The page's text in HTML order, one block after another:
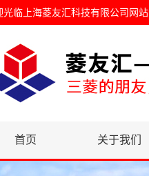
光临 上海菱友汇科技有限公司网站
首页 关于我们